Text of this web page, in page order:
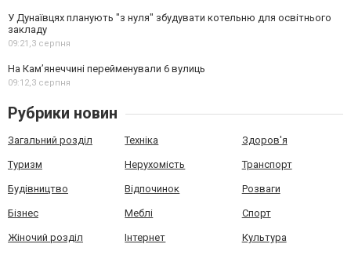
У Дунаївцях планують "з нуля" збудувати котельню для освітнього
закладу
09:21,3 серпня
На Камʼянеччині перейменували 6 вулиць
09:12,3 серпня
Рубрики новин
Загальний розділ Техніка Здоров'я
Туризм Нерухомість Транспорт
Будівництво Відпочинок Розваги
Бізнес Меблі Спорт
Жіночий розділ Інтернет Культура